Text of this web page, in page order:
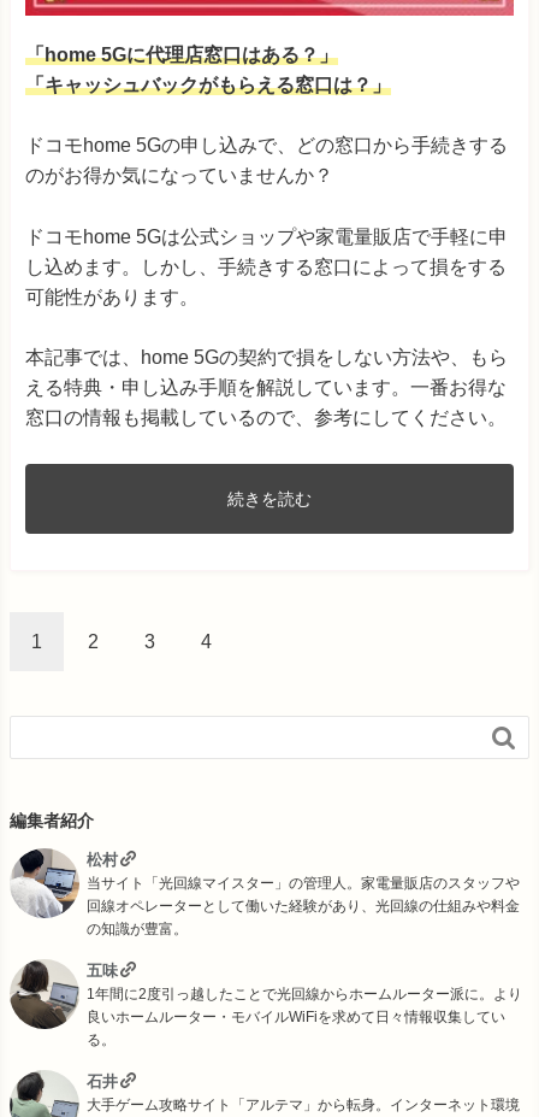
「home 5Gに代理店窓口はある？」
「キャッシュバックがもらえる窓口は？」
ドコモhome 5Gの申し込みで、どの窓口から手続きする
のがお得か気になっていませんか？
ドコモhome 5Gは公式ショップや家電量販店で手軽に申
し込めます。しかし、手続きする窓口によって損をする
可能性があります。
本記事では、home 5Gの契約で損をしない方法や、もら
える特典・申し込み手順を解説しています。一番お得な
窓口の情報も掲載しているので、参考にしてください。
続きを読む
1 2 3 4

編集者紹介
松村
当サイト「光回線マイスター」の管理人。家電量販店のスタッフや
回線オペレーターとして働いた経験があり、光回線の仕組みや料金
の知識が豊富。
五味
1年間に2度引っ越したことで光回線からホームルーター派に。より
良いホームルーター・モバイルWiFiを求めて日々情報収集してい
る。
石井
大手ゲーム攻略サイト「アルテマ」から転身。インターネット環境